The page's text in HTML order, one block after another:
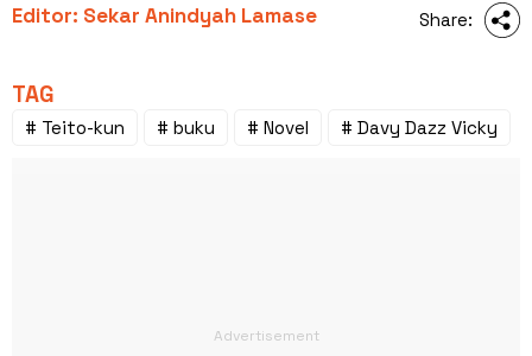
Editor: Sekar Anindyah Lamase Share:
TAG
# Teito-kun # buku # Novel # Davy Dazz Vicky